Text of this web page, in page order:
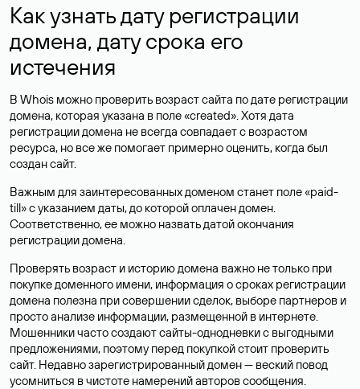
Как узнать дату регистрации
домена, дату срока его
истечения
В Whois можно проверить возраст сайта по дате регистрации
домена, которая указана в поле «created». Хотя дата
регистрации домена не всегда совпадает с возрастом
ресурса, но все же помогает примерно оценить, когда был
создан сайт.
Важным для заинтересованных доменом станет поле «paid-
till» с указанием даты, до которой оплачен домен.
Соответственно, ее можно назвать датой окончания
регистрации домена.
Проверять возраст и историю домена важно не только при
покупке доменного имени, информация о сроках регистрации
домена полезна при совершении сделок, выборе партнеров и
просто анализе информации, размещенной в интернете.
Мошенники часто создают сайты-однодневки с выгодными
предложениями, поэтому перед покупкой стоит проверить
сайт. Недавно зарегистрированный домен — веский повод
усомниться в чистоте намерений авторов сообщения.